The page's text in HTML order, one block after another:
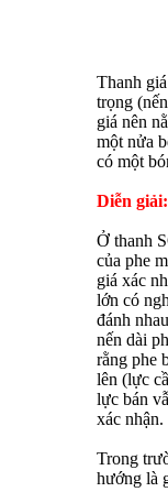
Thanh
trọng
giá nên
một nửa
có một
Diễn giải:
Ở thanh
của phe
giá xác
lớn có
đánh
nến dài
rằng phe
lên (lực
lực bán
xác nhận.
Trong
hướng là